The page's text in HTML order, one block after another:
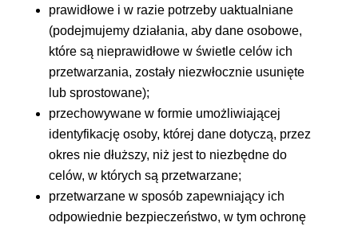
prawidłowe i w razie potrzeby uaktualniane
(podejmujemy działania, aby dane osobowe,
które są nieprawidłowe w świetle celów ich
przetwarzania, zostały niezwłocznie usunięte
lub sprostowane);
przechowywane w formie umożliwiającej
identyfikację osoby, której dane dotyczą, przez
okres nie dłuższy, niż jest to niezbędne do
celów, w których są przetwarzane;
przetwarzane w sposób zapewniający ich
odpowiednie bezpieczeństwo, w tym ochronę